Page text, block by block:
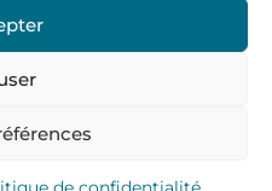
12:00 / 14:00 – 17:00
– 12:00
des cookies